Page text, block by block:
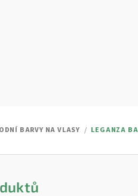
BARVY NA VLASY / LEGANZA